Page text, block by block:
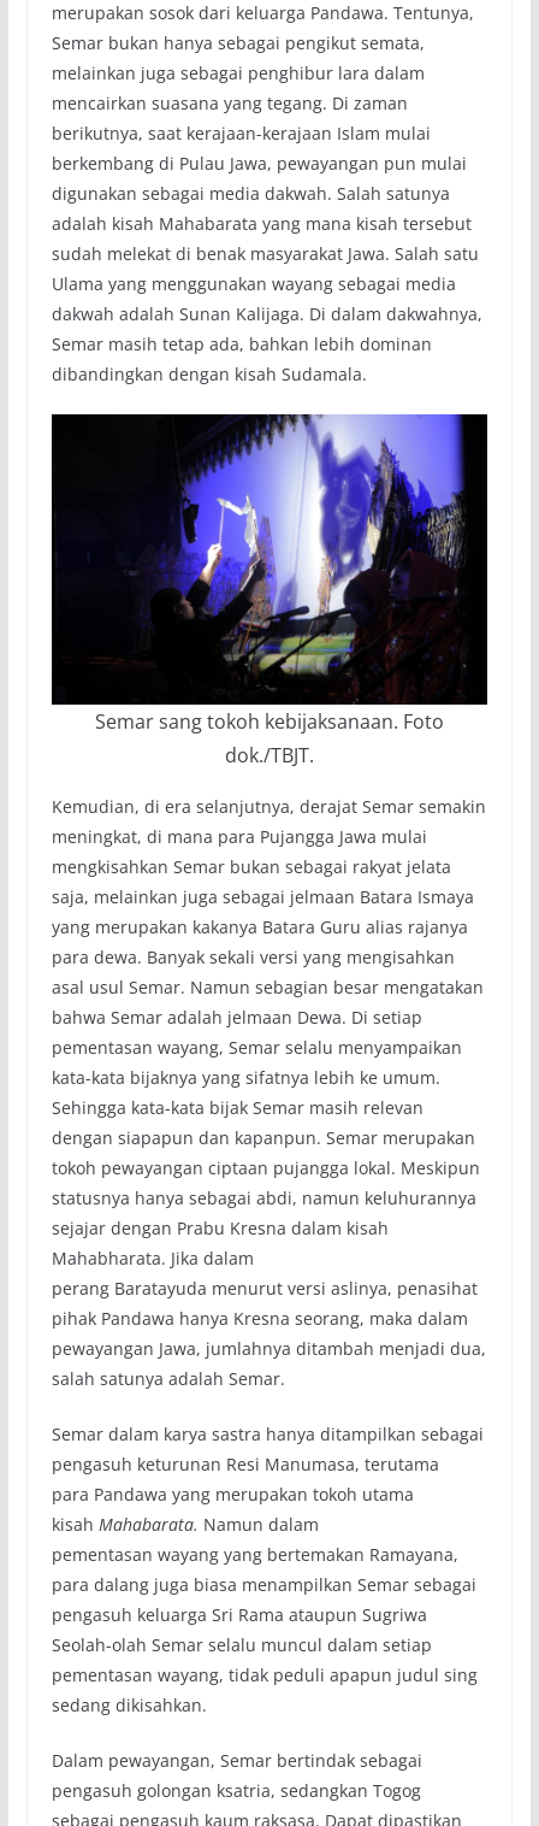
merupakan sosok dari keluarga Pandawa. Tentunya,
Semar bukan hanya sebagai pengikut semata,
melainkan juga sebagai penghibur lara dalam
mencairkan suasana yang tegang. Di zaman
berikutnya, saat kerajaan-kerajaan Islam mulai
berkembang di Pulau Jawa, pewayangan pun mulai
digunakan sebagai media dakwah. Salah satunya
adalah kisah Mahabarata yang mana kisah tersebut
sudah melekat di benak masyarakat Jawa. Salah satu
Ulama yang menggunakan wayang sebagai media
dakwah adalah Sunan Kalijaga. Di dalam dakwahnya,
Semar masih tetap ada, bahkan lebih dominan
dibandingkan dengan kisah Sudamala.
Semar sang tokoh kebijaksanaan. Foto
dok./TBJT.
Kemudian, di era selanjutnya, derajat Semar semakin
meningkat, di mana para Pujangga Jawa mulai
mengkisahkan Semar bukan sebagai rakyat jelata
saja, melainkan juga sebagai jelmaan Batara Ismaya
yang merupakan kakanya Batara Guru alias rajanya
para dewa. Banyak sekali versi yang mengisahkan
asal usul Semar. Namun sebagian besar mengatakan
bahwa Semar adalah jelmaan Dewa. Di setiap
pementasan wayang, Semar selalu menyampaikan
kata-kata bijaknya yang sifatnya lebih ke umum.
Sehingga kata-kata bijak Semar masih relevan
dengan siapapun dan kapanpun. Semar merupakan
tokoh pewayangan ciptaan pujangga lokal. Meskipun
statusnya hanya sebagai abdi, namun keluhurannya
sejajar dengan Prabu Kresna dalam kisah
Mahabharata. Jika dalam
perang Baratayuda menurut versi aslinya, penasihat
pihak Pandawa hanya Kresna seorang, maka dalam
pewayangan Jawa, jumlahnya ditambah menjadi dua,
salah satunya adalah Semar.
Semar dalam karya sastra hanya ditampilkan sebagai
pengasuh keturunan Resi Manumasa, terutama
para Pandawa yang merupakan tokoh utama
kisah Mahabarata. Namun dalam
pementasan wayang yang bertemakan Ramayana,
para dalang juga biasa menampilkan Semar sebagai
pengasuh keluarga Sri Rama ataupun Sugriwa
Seolah-olah Semar selalu muncul dalam setiap
pementasan wayang, tidak peduli apapun judul sing
sedang dikisahkan.
Dalam pewayangan, Semar bertindak sebagai
pengasuh golongan ksatria, sedangkan Togog
sebagai pengasuh kaum raksasa. Dapat dipastikan